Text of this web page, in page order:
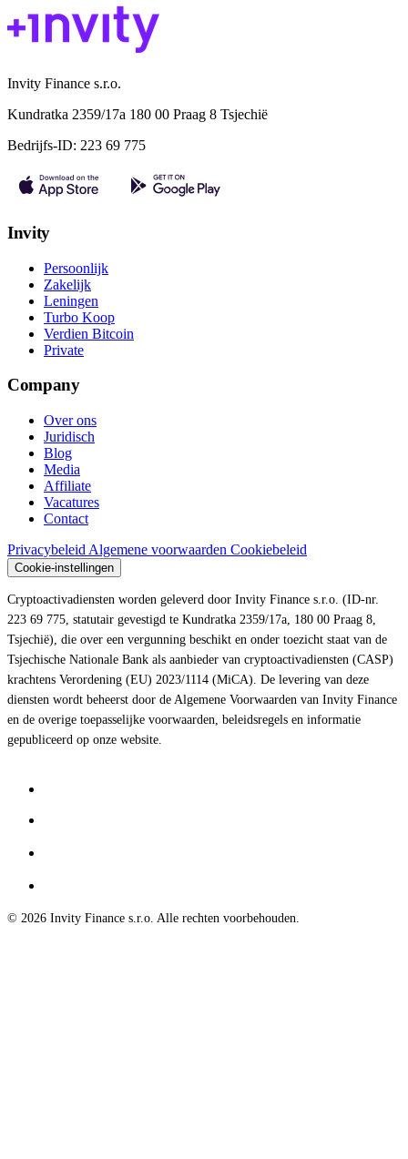
Invity Finance s.r.o.
Kundratka 2359/17a 180 00 Praag 8 Tsjechië
Bedrijfs-ID: 223 69 775
Invity
Persoonlijk
Zakelijk
Leningen
Turbo Koop
Verdien Bitcoin
Private
Company
Over ons
Juridisch
Blog
Media
Affiliate
Vacatures
Contact
Privacybeleid Algemene voorwaarden Cookiebeleid
Cookie-instellingen
Cryptoactivadiensten worden geleverd door Invity Finance s.r.o. (ID-nr.
223 69 775, statutair gevestigd te Kundratka 2359/17a, 180 00 Praag 8,
Tsjechië), die over een vergunning beschikt en onder toezicht staat van de
Tsjechische Nationale Bank als aanbieder van cryptoactivadiensten (CASP)
krachtens Verordening (EU) 2023/1114 (MiCA). De levering van deze
diensten wordt beheerst door de Algemene Voorwaarden van Invity Finance
en de overige toepasselijke voorwaarden, beleidsregels en informatie
gepubliceerd op onze website.
© 2026 Invity Finance s.r.o. Alle rechten voorbehouden.